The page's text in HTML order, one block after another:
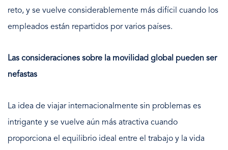
reto, y se vuelve considerablemente más difícil cuando los
empleados están repartidos por varios países.
Las consideraciones sobre la movilidad global pueden ser
nefastas
La idea de viajar internacionalmente sin problemas es
intrigante y se vuelve aún más atractiva cuando
proporciona el equilibrio ideal entre el trabajo y la vida